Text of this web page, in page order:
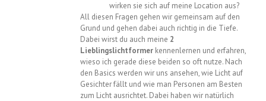
wirken sie sich auf meine Location aus?
All diesen Fragen gehen wir gemeinsam auf den
Grund und gehen dabei auch richtig in die Tiefe.
Dabei wirst du auch meine 2
Lieblingslichtformerkennenlernen und erfahren,
wieso ich gerade diese beiden so oft nutze. Nach
den Basics werden wir uns ansehen, wie Licht auf
Gesichter fällt und wie man Personen am Besten
zum Licht ausrichtet. Dabei haben wir natürlich